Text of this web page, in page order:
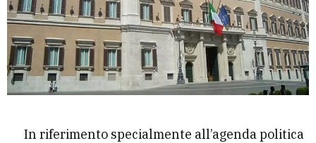
In riferimento specialmente all’agenda politica